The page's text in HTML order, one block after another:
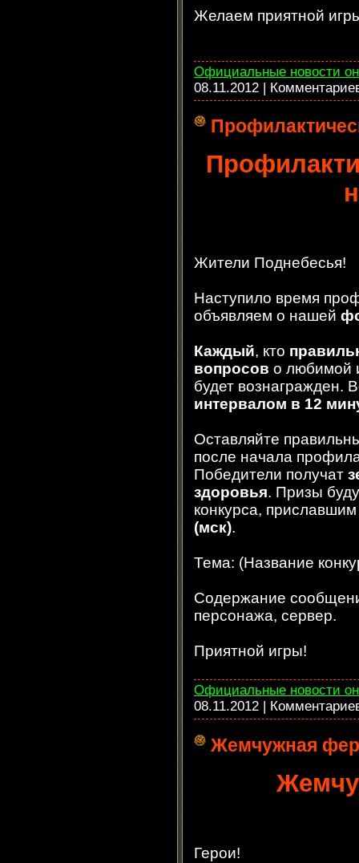
Желаем приятной
Официальные новости
08.11.2012 |
Жители Поднебесья!
Наступило время
объявляем о нашей
Каждый, кто
вопросов о любимой
будет вознагражден.
интервалом в 12
Оставляйте
после начала
Победители получат
здоровья. Призы
конкурса,
(мск).
Тема: (Название
Содержание
персонажа, сервер.
Приятной игры!
Официальные новости
08.11.2012 |
Жемчужная
Герои!